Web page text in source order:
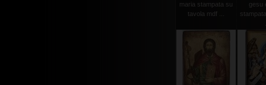
maria stampata su
tavola mdf ...
gesu